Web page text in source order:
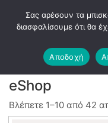
eShop
Βλέπετε 1–10 από 42
Σας αρέσουν τα
διασφαλίσουμε ότι θα
Αποδοχή